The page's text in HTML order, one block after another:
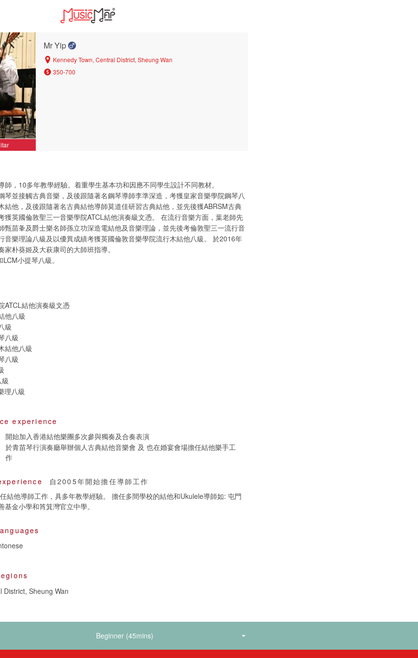
Mr Yip
Kennedy Town, Central District, Sheung Wan
350-700
師，10多年教學經驗。着重學生基本功和因應不同學生設計不同教材。
琴並接觸古典音樂，及後跟隨著名鋼琴導師李準深造，考獲皇家音樂學院鋼琴八
結他，及後跟隨著名古典結他導師莫道佳研習古典結他，並先後獲ABRSM古典
獲英國倫敦聖三一音樂學院ATCL結他演奏級文憑。 在流行音樂方面，葉老師先
甄苗夆及爵士樂名師孫立功深造電結他及音樂理論，並先後考倫敦聖三一流行音
音樂理論八級及以優異成績考獲英國倫敦音樂學院流行木結他八級。 於2016年
朴葵姬及大萩康司的大師班指導。
小提琴八級。
ATCL結他演奏級文憑
他八級
級
八級
結他八級
八級
理八級
experience
開始加入香港結他樂團多次參與獨奏及合奏表演
於青苗琴行演奏廳舉辦個人古典結他音樂會 及 也在婚宴會場擔任結他樂手工
作
自2005年開始擔任導師工作
結他導師工作，具多年教學經驗。 擔任多間學校的結他和Ukulele導師如: 屯門
金小學和筲箕灣官立中學。
District, Sheung Wan